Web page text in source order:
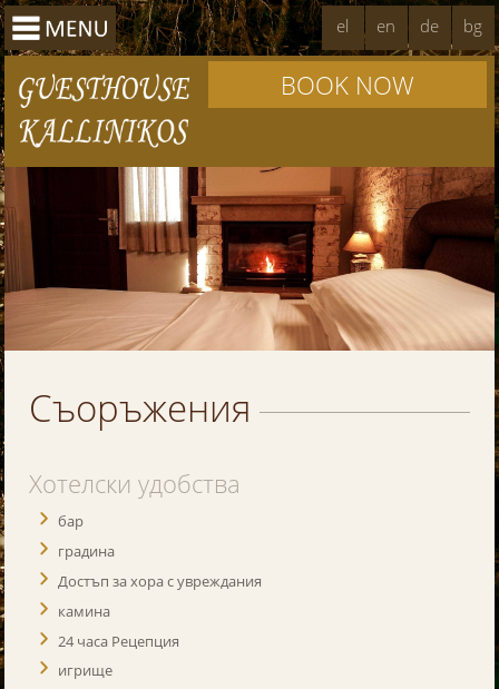
bg
de
en
el
BOOK NOW
Съоръжения
Хотелски удобства
бар
градина
Достъп за хора с увреждания
камина
24 часа Рецепция
игрище